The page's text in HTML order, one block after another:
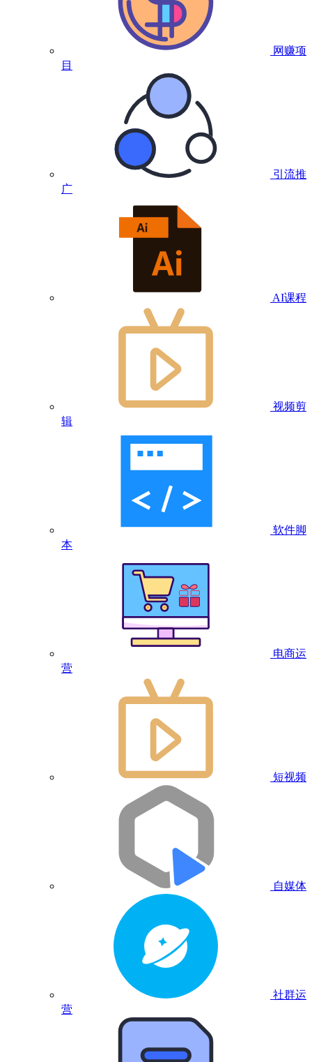
网赚项
目
引流推
广
AI课程
视频剪
辑
软件脚
本
电商运
营
短视频
自媒体
社群运
营